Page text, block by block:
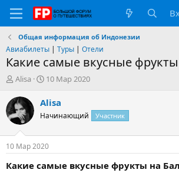
Общая информация об Индонезии
Авиабилеты | Туры | Отели
Какие самые вкусные
А
т
о
р
т
е
м
ы
Alisa
Д
т
н
ч
а
л
10 Мар 2020
Alisa
Начинающий Участник
10 Мар 2020
Какие самые вкусные фрукты на